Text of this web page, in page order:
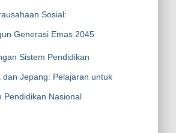
Sosial:
Generasi Emas 2045
Sistem Pendidikan
dan Jepang: Pelajaran untuk
Pendidikan Nasional